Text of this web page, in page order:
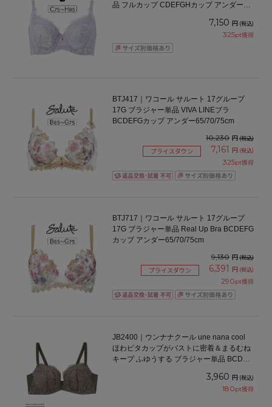
品 フルカップ CDEFGHカップ アンダー
7,150 円 (税込)
325pt獲得
BTJ417｜ワコール サルート 17グループ
17G ブラジャー単品 VIVA LINEブラ
BCDEFGカップ アンダー65/70/75cm
10,230 円(税込)
プライスダウン 7,161 円 (税込)
325pt獲得
BTJ717｜ワコール サルート 17グループ
17G ブラジャー単品 Real Up Bra BCDEFG
カップ アンダー65/70/75cm
9,130 円(税込)
プライスダウン 6,391 円 (税込)
290pt獲得
JB2400｜ウンナナクール une nana cool
ほわピタカップがバストに密着＆まるむね
キープ ふゆうする ブラジャー単品 BCDEF
3,960 円 (税込)
180pt獲得